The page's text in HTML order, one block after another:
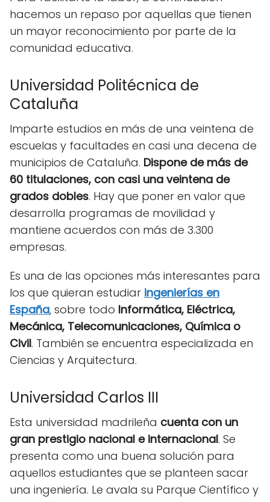
hacemos un repaso por aquellas que tienen
un mayor reconocimiento por parte de la
comunidad educativa.
Universidad Politécnica de
Cataluña
Imparte estudios en más de una veintena de
escuelas y facultades en casi una decena de
municipios de Cataluña. Dispone de más de
60 titulaciones, con casi una veintena de
grados dobles. Hay que poner en valor que
desarrolla programas de movilidad y
mantiene acuerdos con más de 3.300
empresas.
Es una de las opciones más interesantes para
los que quieran estudiar ingenierías en
España, sobre todo Informática, Eléctrica,
Mecánica, Telecomunicaciones, Química o
Civil. También se encuentra especializada en
Ciencias y Arquitectura.
Universidad Carlos III
Esta universidad madrileña cuenta con un
gran prestigio nacional e internacional. Se
presenta como una buena solución para
aquellos estudiantes que se planteen sacar
una ingeniería. Le avala su Parque Científico y